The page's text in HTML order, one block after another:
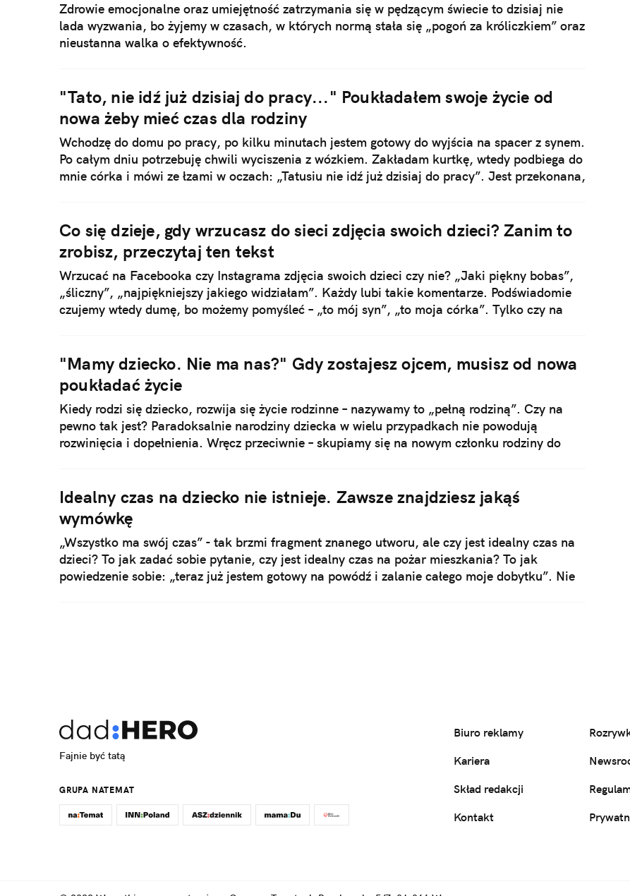
Zdrowie emocjonalne oraz umiejętność zatrzymania się w pędzącym świecie to dzisiaj nie
lada wyzwania, bo żyjemy w czasach, w których normą stała się „pogoń za króliczkiem” oraz
nieustanna walka o efektywność.
"Tato, nie idź już dzisiaj do pracy..." Poukładałem swoje życie od
nowa żeby mieć czas dla rodziny
Wchodzę do domu po pracy, po kilku minutach jestem gotowy do wyjścia na spacer z synem.
Po całym dniu potrzebuję chwili wyciszenia z wózkiem. Zakładam kurtkę, wtedy podbiega do
mnie córka i mówi ze łzami w oczach: „Tatusiu nie idź już dzisiaj do pracy”. Jest przekonana,
Co się dzieje, gdy wrzucasz do sieci zdjęcia swoich dzieci? Zanim to
zrobisz, przeczytaj ten tekst
Wrzucać na Facebooka czy Instagrama zdjęcia swoich dzieci czy nie? „Jaki piękny bobas”,
„śliczny”, „najpiękniejszy jakiego widziałam”. Każdy lubi takie komentarze. Podświadomie
czujemy wtedy dumę, bo możemy pomyśleć – „to mój syn”, „to moja córka”. Tylko czy na
"Mamy dziecko. Nie ma nas?" Gdy zostajesz ojcem, musisz od nowa
poukładać życie
Kiedy rodzi się dziecko, rozwija się życie rodzinne – nazywamy to „pełną rodziną”. Czy na
pewno tak jest? Paradoksalnie narodziny dziecka w wielu przypadkach nie powodują
rozwinięcia i dopełnienia. Wręcz przeciwnie – skupiamy się na nowym członku rodziny do
Idealny czas na dziecko nie istnieje. Zawsze znajdziesz jakąś
wymówkę
„Wszystko ma swój czas” - tak brzmi fragment znanego utworu, ale czy jest idealny czas na
dzieci? To jak zadać sobie pytanie, czy jest idealny czas na pożar mieszkania? To jak
powiedzenie sobie: „teraz już jestem gotowy na powódź i zalanie całego moje dobytku”. Nie
Fajnie być tatą
GRUPA NATEMAT
Biuro reklamy
Kariera
Skład redakcji
Kontakt